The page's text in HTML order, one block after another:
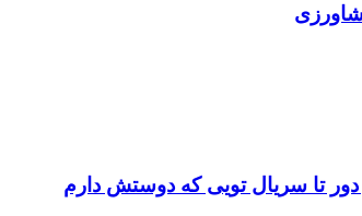
تا سریال تویی که دوستش دارم